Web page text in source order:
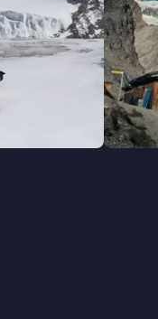
pracht
het gebrek aan